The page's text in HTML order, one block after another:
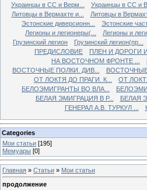
Украинцы в СС и Верм...
Украинцы в СС и
Литовцы в Вермахте и...
Литовцы в
Эстонские диверсионн...
Эстонские
Легионы и легионеры(...
Легионы и
Грузинский легион
Грузинский легион(пр...
ПРЕДИСЛОВИЕ
ПЛЕН И ДОРОГИ
НА ВОСТОЧНОМ ФРОНТЕ ...
ВОСТОЧНЫЕ ПОЛКИ. ДИВ...
ВОСТОЧНЫЕ
ОТ ЛОКТЯ ДО ПРАГИ. К...
ОТ
БЕЛОЭМИГРАНТЫ ВО ВЛА...
БЕЛАЯ ЭМИГРАЦИЯ В Р...
БЕЛАЯ
ГЕНЕРАЛ А.В. ТУРКУЛ ...
Categories
Мои статьи [195]
Мемуары [0]
Главная » Статьи » Мои статьи
продолжение